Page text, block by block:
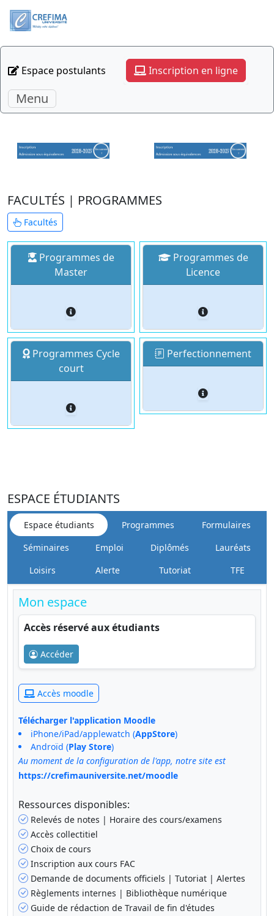
Espace postulants Inscription en ligne
Menu
FACULTÉS | PROGRAMMES
Facultés
Programmes de
Master
Programmes de
Licence
Programmes Cycle
court
Perfectionnement
ESPACE ÉTUDIANTS
Espace étudiants Programmes
Formulaires
Séminaires
Emploi Diplômés
Lauréats
Loisirs
Alerte Tutoriat TFE
Mon espace
Accès réservé aux étudiants
Accéder
Accès moodle
Télécharger l'application Moodle
iPhone/iPad/applewatch (AppStore)
Androïd (Play Store)
Au moment de la configuration de l'app, notre site est
https://crefimauniversite.net/moodle
Ressources disponibles:
Relevés de notes | Horaire des cours/examens
Accès collectitiel
Choix de cours
Inscription aux cours FAC
Demande de documents officiels | Tutoriat | Alertes
Règlements internes | Bibliothèque numérique
Guide de rédaction de Travail de fin d'études